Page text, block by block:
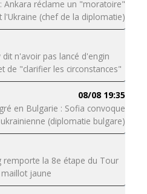
Ankara réclame un "moratoire"
l'Ukraine (chef de la diplomatie)
n'avoir pas lancé d'engin
de "clarifier les circonstances"
08/08 19:35
en Bulgarie : Sofia convoque
(diplomatie bulgare)
remporte la 8e étape du Tour
jaune